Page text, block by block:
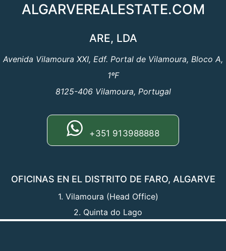
ALGARVEREALESTATE.COM
ARE, LDA
Avenida Vilamoura XXI, Edf. Portal de Vilamoura, Bloco A,
1ºF
8125-406 Vilamoura, Portugal
+351 913988888
OFICINAS EN EL DISTRITO DE FARO, ALGARVE
1. Vilamoura (Head Office)
2. Quinta do Lago